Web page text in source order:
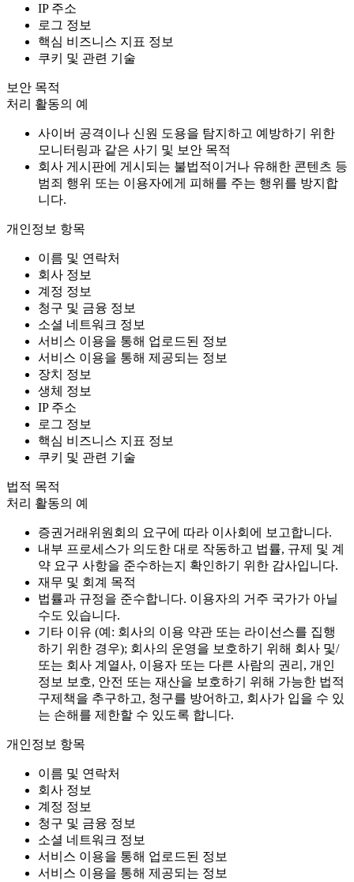
IP 주소
로그 정보
핵심 비즈니스 지표 정보
쿠키 및 관련 기술
보안 목적
처리 활동의 예
사이버 공격이나 신원 도용을 탐지하고 예방하기 위한
모니터링과 같은 사기 및 보안 목적
회사 게시판에 게시되는 불법적이거나 유해한 콘텐츠 등
범죄 행위 또는 이용자에게 피해를 주는 행위를 방지합
니다.
개인정보 항목
이름 및 연락처
회사 정보
계정 정보
청구 및 금융 정보
소셜 네트워크 정보
서비스 이용을 통해 업로드된 정보
서비스 이용을 통해 제공되는 정보
장치 정보
생체 정보
IP 주소
로그 정보
핵심 비즈니스 지표 정보
쿠키 및 관련 기술
법적 목적
처리 활동의 예
증권거래위원회의 요구에 따라 이사회에 보고합니다.
내부 프로세스가 의도한 대로 작동하고 법률, 규제 및 계
약 요구 사항을 준수하는지 확인하기 위한 감사입니다.
재무 및 회계 목적
법률과 규정을 준수합니다. 이용자의 거주 국가가 아닐
수도 있습니다.
기타 이유 (예: 회사의 이용 약관 또는 라이선스를 집행
하기 위한 경우); 회사의 운영을 보호하기 위해 회사 및/
또는 회사 계열사, 이용자 또는 다른 사람의 권리, 개인
정보 보호, 안전 또는 재산을 보호하기 위해 가능한 법적
구제책을 추구하고, 청구를 방어하고, 회사가 입을 수 있
는 손해를 제한할 수 있도록 합니다.
개인정보 항목
이름 및 연락처
회사 정보
계정 정보
청구 및 금융 정보
소셜 네트워크 정보
서비스 이용을 통해 업로드된 정보
서비스 이용을 통해 제공되는 정보